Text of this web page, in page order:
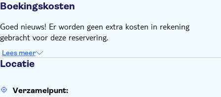
Boekingskosten
Goed nieuws! Er worden geen extra kosten in rekening
gebracht voor deze reservering.
Lees meer
Locatie
Verzamelpunt: